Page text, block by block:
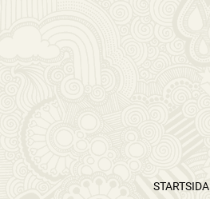
STARTSIDA